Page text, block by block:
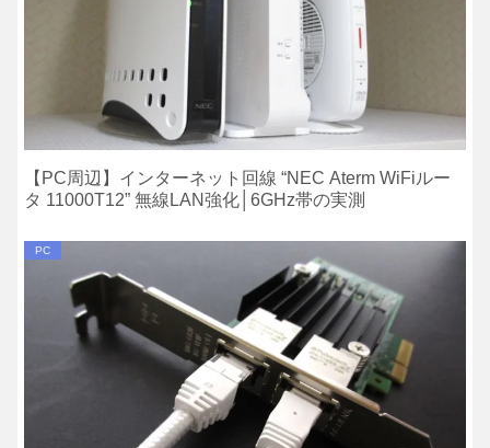
【PC周辺】インターネット回線 “NEC Aterm WiFiルー
タ 11000T12” 無線LAN強化│6GHz帯の実測
PC